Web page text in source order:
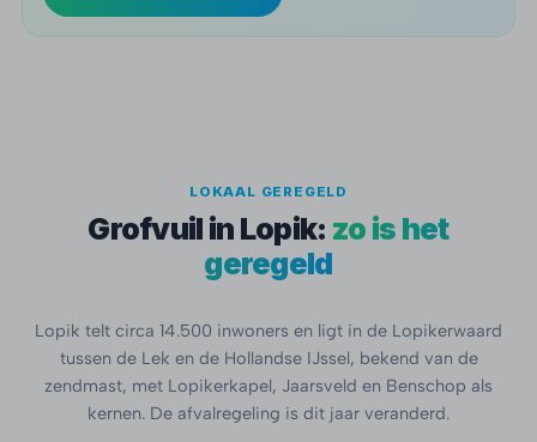
LOKAAL GEREGELD
Grofvuil in Lopik: zo is het
geregeld
Lopik telt circa 14.500 inwoners en ligt in de Lopikerwaard
tussen de Lek en de Hollandse IJssel, bekend van de
zendmast, met Lopikerkapel, Jaarsveld en Benschop als
kernen. De afvalregeling is dit jaar veranderd.